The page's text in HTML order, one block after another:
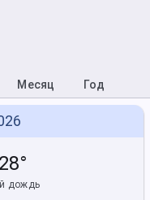
Месяц Год
дождь